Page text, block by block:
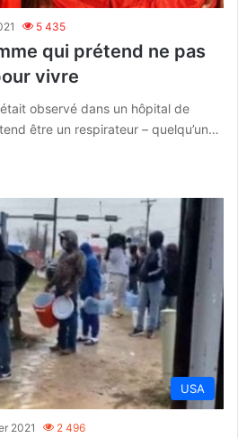
5 435
qui prétend ne pas
vivre
observé dans un hôpital de
être un respirateur – quelqu’un…
USA
2021 2 496